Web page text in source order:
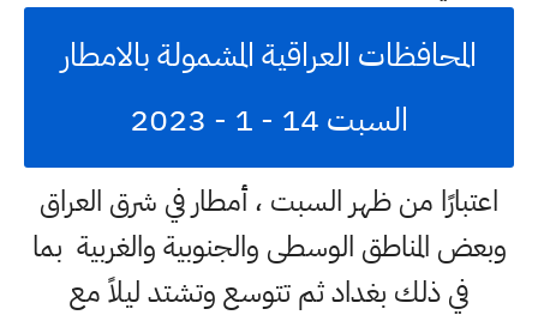
المحافظات العراقية المشمولة بالامطار
السبت 14 - 1 - 2023
اعتبارًا من ظهر السبت ، أمطار في شرق العراق
وبعض المناطق الوسطى والجنوبية والغربية بما
في ذلك بغداد ثم تتوسع وتشتد ليلاً مع